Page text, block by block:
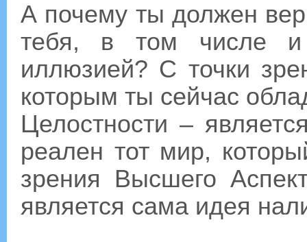
А почему ты должен
тебя, в том числе и
иллюзией? С точки
которым ты сейчас
Целостности –
реален тот мир,
зрения Высшего
является сама идея